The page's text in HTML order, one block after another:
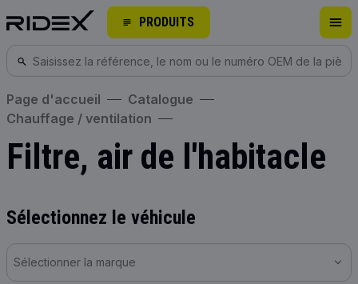
PRODUITS
Page d'accueil
Catalogue
Chauffage / ventilation
Filtre, air de l'habitacle
Sélectionnez le véhicule
Sélectionner la marque